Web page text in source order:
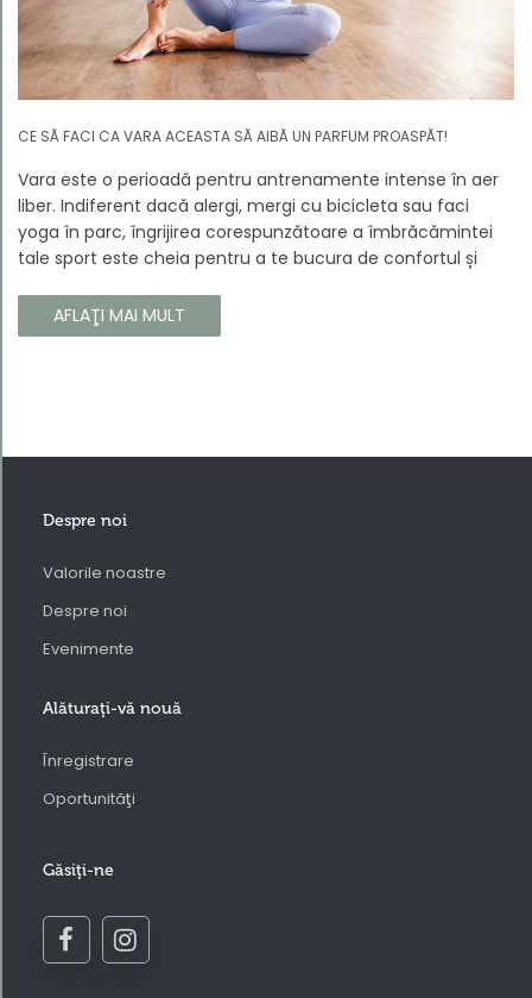
CE SĂ FACI CA VARA ACEASTA SĂ AIBĂ UN PARFUM PROASPĂT!
Vara este o perioadă pentru antrenamente intense în aer
liber. Indiferent dacă alergi, mergi cu bicicleta sau faci
yoga în parc, îngrijirea corespunzătoare a îmbrăcămintei
tale sport este cheia pentru a te bucura de confortul și
cum să vă îngrijiți corect îmbrăcămintea sport, astfel încât
să își păstreze proprietățile chiar și în timpul celor mai
AFLAŢI MAI MULT
Despre noi
Valorile noastre
Despre noi
Evenimente
Alăturaţi-vă nouă
Înregistrare
Oportunităţi
Găsiţi-ne